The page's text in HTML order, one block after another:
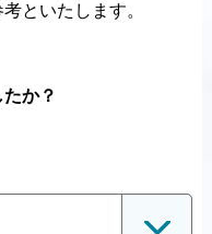
といたします。
か？